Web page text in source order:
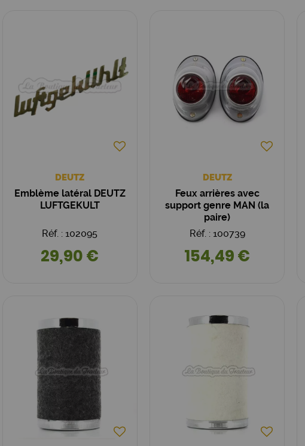
DEUTZ
Emblème latéral DEUTZ
LUFTGEKULT
Réf. : 102095
29,90 €
DEUTZ
Feux arrières avec
support genre MAN (la
paire)
Réf. : 100739
154,49 €